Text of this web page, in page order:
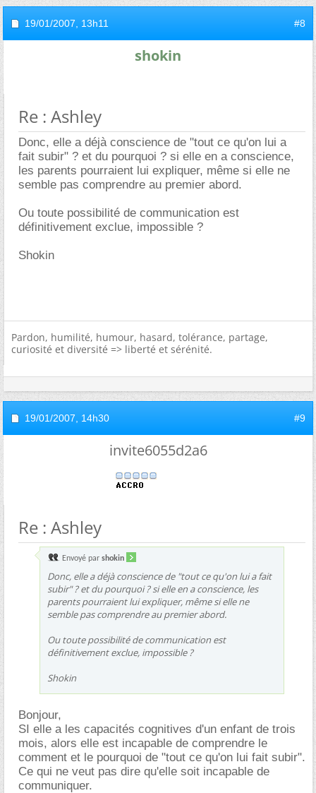
19/01/2007, 13h11 #8
shokin
Re : Ashley
Donc, elle a déjà conscience de "tout ce qu'on lui a
fait subir" ? et du pourquoi ? si elle en a conscience,
les parents pourraient lui expliquer, même si elle ne
semble pas comprendre au premier abord.
Ou toute possibilité de communication est
définitivement exclue, impossible ?
Shokin
Pardon, humilité, humour, hasard, tolérance, partage,
curiosité et diversité => liberté et sérénité.
19/01/2007, 14h30 #9
invite6055d2a6
Re : Ashley
Envoyé par shokin
Donc, elle a déjà conscience de "tout ce qu'on lui a fait
subir" ? et du pourquoi ? si elle en a conscience, les
parents pourraient lui expliquer, même si elle ne
semble pas comprendre au premier abord.
Ou toute possibilité de communication est
définitivement exclue, impossible ?
Shokin
Bonjour,
SI elle a les capacités cognitives d'un enfant de trois
mois, alors elle est incapable de comprendre le
comment et le pourquoi de "tout ce qu'on lui fait subir".
Ce qui ne veut pas dire qu'elle soit incapable de
communiquer.